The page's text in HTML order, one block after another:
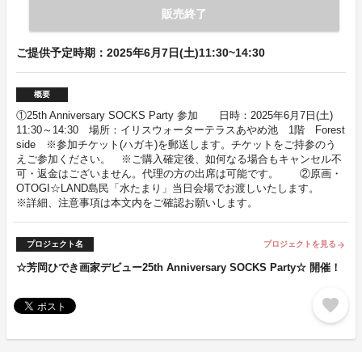
販売終了
ご提供予定時期：2025年6月7日(土)11:30~14:30
概要
①25th Anniversary SOCKS Party 参加 日時：2025年6月7日(土)
11:30～14:30 場所：イリスウォーターテラスあやめ池 1階 Forest
side ※参加チケット(ハガキ)を郵送します。チケットをご持参のう
えご参加ください。 ※ご購入確定後、如何なる場合もキャンセル不
可・返金はございません。代理の方の出席は可能です。 ②原画・
OTOGI☆LAND島民「水たまり」当日会場でお渡しいたします。
※詳細、注意事項は本文内をご確認お願いします。
プロジェクト名 プロジェクトを見る arrow_forward
☆芳岡ひでき画家デビュー25th Anniversary SOCKS Party☆ 開催！
favorite